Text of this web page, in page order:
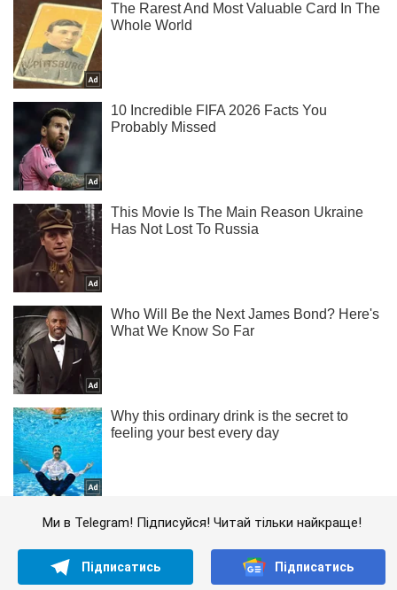
Ми в Telegram! Підписуйся! Читай тільки найкраще!
Підписатись Підписатись